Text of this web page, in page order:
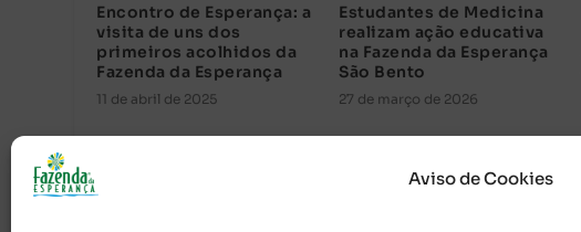
Aviso de Cookies
Encontro de Esperança: a
visita de uns dos
primeiros acolhidos da
Fazenda da Esperança
11 de abril de 2025
Estudantes de Medicina
realizam ação educativa
na Fazenda da Esperança
São Bento
27 de março de 2026